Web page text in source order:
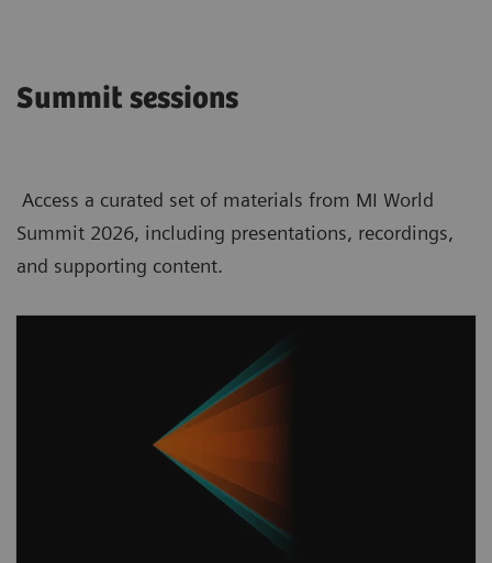
Summit sessions
Access a curated set of materials from MI World
Summit 2026, including presentations, recordings,
and supporting content.